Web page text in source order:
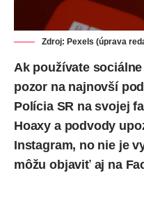
Zdroj: Pexels (úprava
Ak používate
pozor na najnovší
Polícia SR na svojej
Hoaxy a podvody
Instagram, no nie je
môžu objaviť aj na